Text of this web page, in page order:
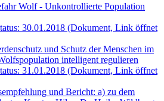
Wolf - Unkontrollierte Population
30.01.2018 (Dokument, Link öffnet
und Schutz der Menschen im
intelligent regulieren
31.01.2018 (Dokument, Link öffnet
und Bericht: a) zu dem